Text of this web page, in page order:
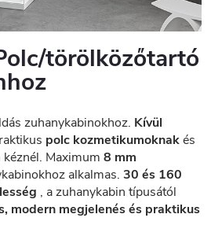
törölközőtartó
zuhanykabinokhoz. Kívül
polc kozmetikumoknakés
Maximum 8 mm
alkalmas. 30 és 160
, a zuhanykabin típusától
modern megjelenés és praktikus